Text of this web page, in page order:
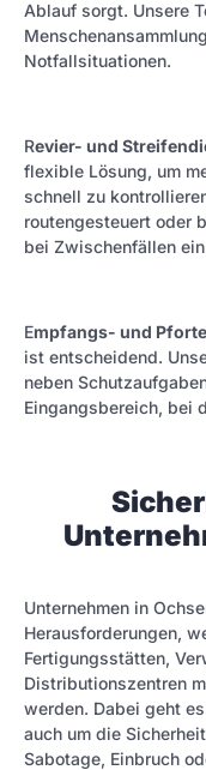
Ablauf sorgt. Unsere
Notfallsituationen.
Revier- und
flexible Lösung, um
schnell zu
routengesteuert oder
bei Zwischenfällen
Empfangs- und
ist entscheidend.
neben
Eingangsbereich, bei
Unternehmen in
Herausforderungen,
Fertigungsstätten,
Distributionszentren
werden. Dabei geht
auch um die
Sabotage, Einbruch